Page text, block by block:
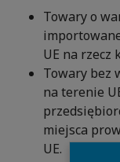
Towary o
UE na rzecz
Towary bez
na terenie
miejsca
UE.